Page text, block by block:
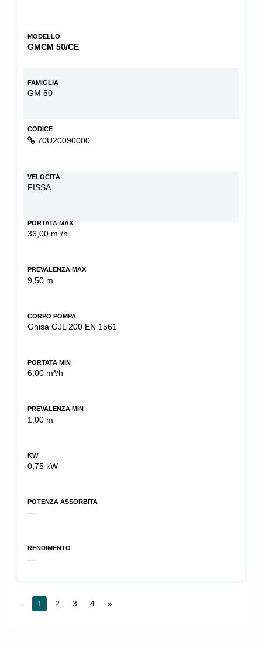
MODELLO
GMCM 50/CE
FAMIGLIA
GM 50
CODICE
70U20090000
VELOCITÀ
FISSA
PORTATA MAX
36,00 m³/h
PREVALENZA MAX
9,50 m
CORPO POMPA
Ghisa GJL 200 EN 1561
PORTATA MIN
6,00 m³/h
PREVALENZA MIN
1,00 m
KW
0,75 kW
POTENZA ASSORBITA
---
RENDIMENTO
---
« 1 2 3 4 »